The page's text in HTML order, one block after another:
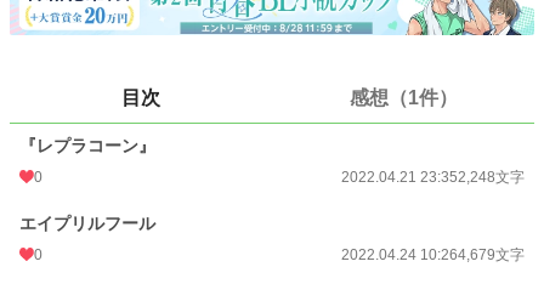
お気に入り 5
28,457
初回公開日時
週間ポイント 7 pt (78,785 位)
月間ポイント
目次 感想（1件）
『レプラコーン』
0 2022.04.21 23:352,248文字
エイプリルフール
0 2022.04.24 10:264,679文字